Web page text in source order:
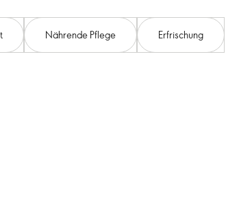
Nährende Pflege Erfrischung